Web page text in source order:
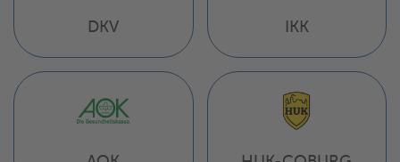
DKV IKK